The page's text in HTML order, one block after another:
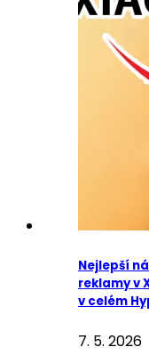
Nejlepší
reklamy v
v celém
7. 5. 2026